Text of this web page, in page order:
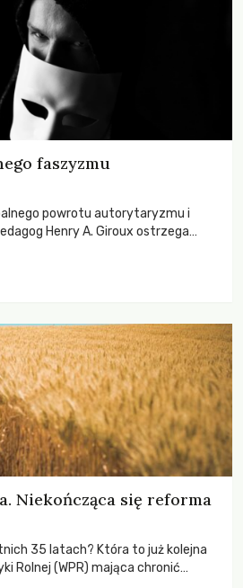
faszyzmu
powrotu autorytaryzmu i
Henry A. Giroux ostrzega
obywateli?
Niekończąca się reforma
35 latach? Która to już kolejna
Rolnej (WPR) mająca chronić